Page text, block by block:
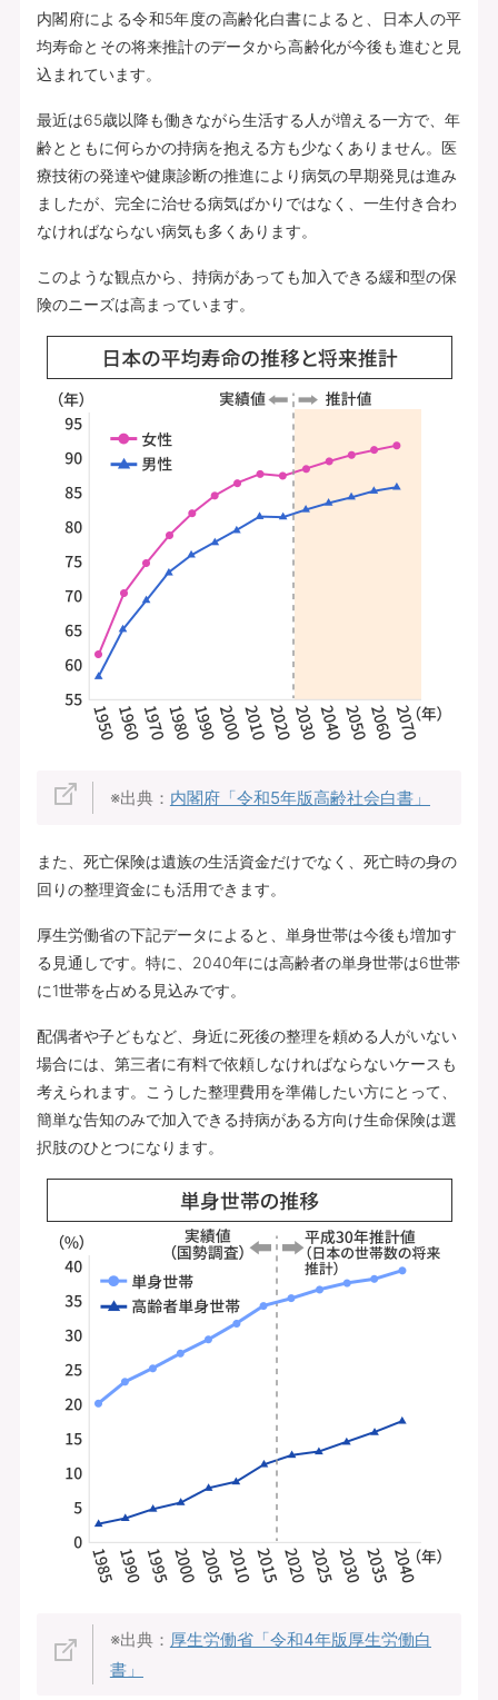
内閣府による令和5年度の高齢化白書によると、日本人の平
均寿命とその将来推計のデータから高齢化が今後も進むと見
込まれています。
最近は65歳以降も働きながら生活する人が増える一方で、年
齢とともに何らかの持病を抱える方も少なくありません。医
療技術の発達や健康診断の推進により病気の早期発見は進み
ましたが、完全に治せる病気ばかりではなく、一生付き合わ
なければならない病気も多くあります。
このような観点から、持病があっても加入できる緩和型の保
険のニーズは高まっています。
※出典： 内閣府「令和5年版高齢社会白書」
また、死亡保険は遺族の生活資金だけでなく、死亡時の身の
回りの整理資金にも活用できます。
厚生労働省の下記データによると、単身世帯は今後も増加す
る見通しです。特に、2040年には高齢者の単身世帯は6世帯
に1世帯を占める見込みです。
配偶者や子どもなど、身近に死後の整理を頼める人がいない
場合には、第三者に有料で依頼しなければならないケースも
考えられます。こうした整理費用を準備したい方にとって、
簡単な告知のみで加入できる持病がある方向け生命保険は選
択肢のひとつになります。
※出典： 厚生労働省「令和4年版厚生労働白
書」